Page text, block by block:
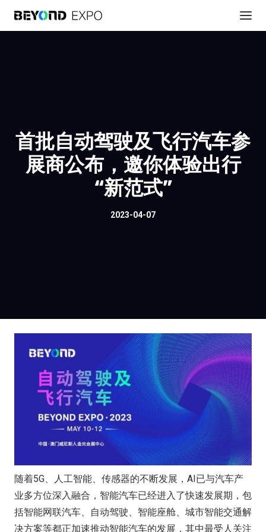
首批自动驾驶及飞行汽车参
展商公布，邀你体验出行
“新范式”
2023-04-07
随着5G、人工智能、传感器的不断发展，AI已与汽车产
业多方位深入融合，智能汽车已经进入了快速发展期，包
括智能网联汽车、自动驾驶、智能座舱、城市智能交通解
决方案等都正加速推动智能汽车的发展，其中最受人关注